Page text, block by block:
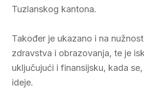
Tuzlanskog kantona.
Također je ukazano i na
zdravstva i obrazovanja, te je
uključujući i finansijsku, kada
ideje.